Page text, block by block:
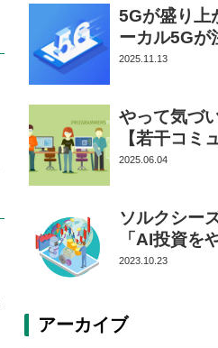
5Gが盛り上
ーカル5Gが
2025.11.13
やって気づ
【若干コミ
2025.06.04
ソルクシー
「AI投資を
2023.10.23
アーカイブ